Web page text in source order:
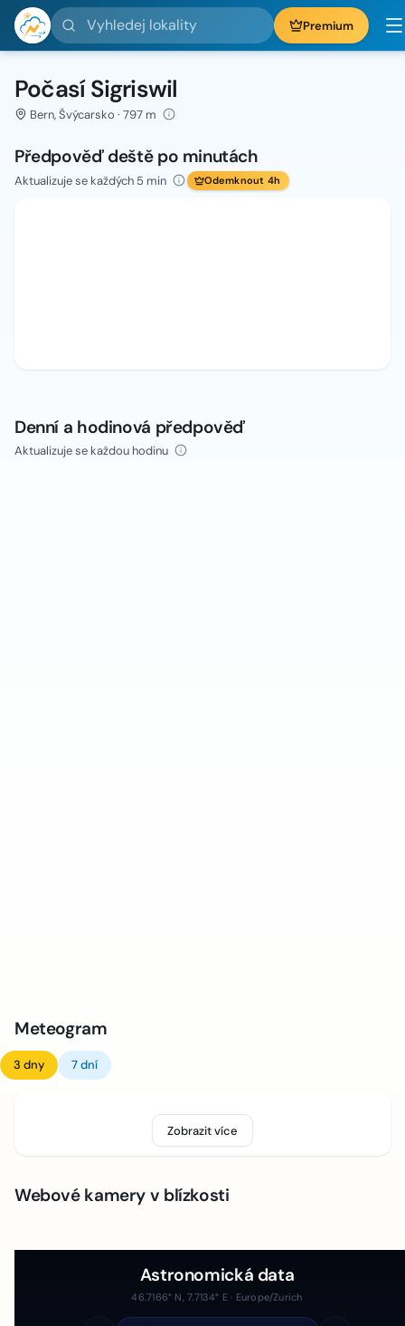
Vyhledej lokality Premium
Počasí Sigriswil
Bern, Švýcarsko · 797 m
Předpověď deště po minutách
Aktualizuje se každých 5 min Odemknout 4h
Denní a hodinová předpověď
Aktualizuje se každou hodinu
Meteogram
3 dny 7 dní
Zobrazit více
Webové kamery v blízkosti
Astronomická data
46.7166° N, 7.7134° E · Europe/Zurich